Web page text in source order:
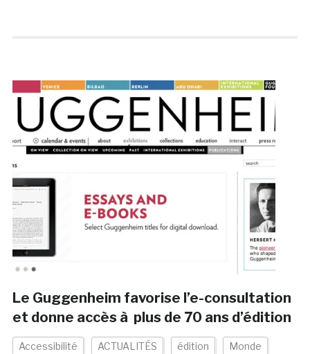
Le Guggenheim favorise l’e-consultation
et donne accès à plus de 70 ans d’édition
Accessibilité ACTUALITÉS édition Monde